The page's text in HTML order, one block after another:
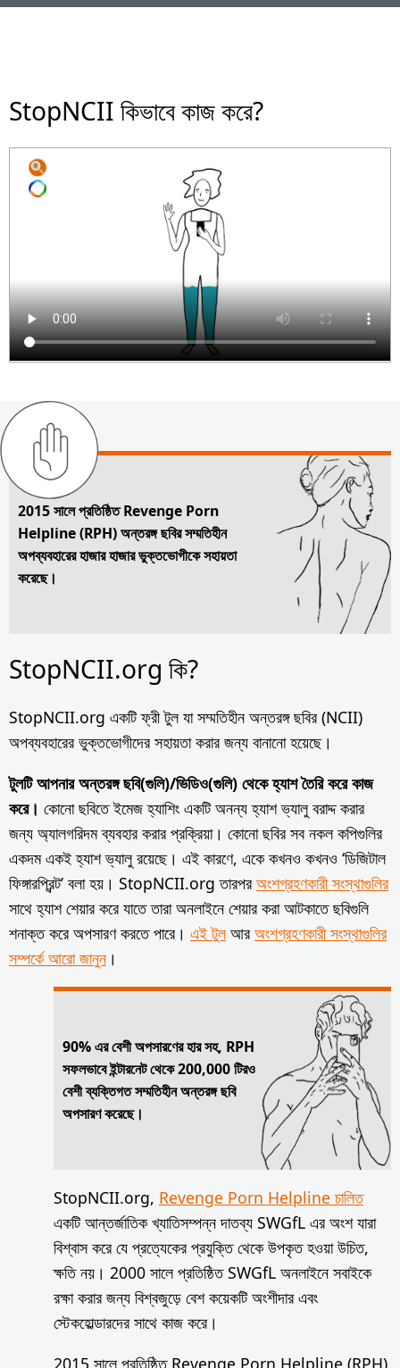
StopNCII কিভাবে কাজ করে?
2015 সালে প্রতিষ্ঠিত Revenge Porn
Helpline (RPH) অন্তরঙ্গ ছবির সম্মতিহীন
অপব্যবহারের হাজার হাজার ভুক্তভোগীকে সহায়তা
করেছে।
StopNCII.org কি?
StopNCII.org একটি ফ্রী টুল যা সম্মতিহীন অন্তরঙ্গ ছবির (NCII)
অপব্যবহারের ভুক্তভোগীদের সহায়তা করার জন্য বানানো হয়েছে।
টুলটি আপনার অন্তরঙ্গ ছবি(গুলি)/ভিডিও(গুলি) থেকে হ্যাশ তৈরি করে কাজ
করে। কোনো ছবিতে ইমেজ হ্যাশিং একটি অনন্য হ্যাশ ভ্যালু বরাদ্দ করার
জন্য অ্যালগরিদম ব্যবহার করার প্রক্রিয়া। কোনো ছবির সব নকল কপিগুলির
একদম একই হ্যাশ ভ্যালু রয়েছে। এই কারণে, একে কখনও কখনও ‘ডিজিটাল
ফিঙ্গারপ্রিন্ট’ বলা হয়। StopNCII.org তারপরঅংশগ্রহণকারী সংস্থাগুলির
সাথে হ্যাশ শেয়ার করে যাতে তারা অনলাইনে শেয়ার করা আটকাতে ছবিগুলি
শনাক্ত করে অপসারণ করতে পারে। এই টুলআরঅংশগ্রহণকারী সংস্থাগুলির
সম্পর্কে আরো জানুন ।
90% এর বেশী অপসারণের হার সহ, RPH
সফলভাবে ইন্টারনেট থেকে 200,000 টিরও
বেশী ব্যক্তিগত সম্মতিহীন অন্তরঙ্গ ছবি
অপসারণ করেছে।
StopNCII.org, Revenge Porn Helpline চালিত
একটি আন্তর্জাতিক খ্যাতিসম্পন্ন দাতব্য SWGfL এর অংশ যারা
বিশ্বাস করে যে প্রত্যেকের প্রযুক্তি থেকে উপকৃত হওয়া উচিত,
ক্ষতি নয়। 2000 সালে প্রতিষ্ঠিত SWGfL অনলাইনে সবাইকে
রক্ষা করার জন্য বিশ্বজুড়ে বেশ কয়েকটি অংশীদার এবং
স্টেকহোল্ডারদের সাথে কাজ করে।
2015 সালে প্রতিষ্ঠিত Revenge Porn Helpline (RPH)